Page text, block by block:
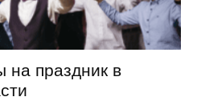
на праздник в